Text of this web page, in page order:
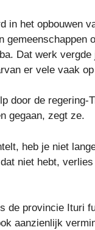
in het opbouwen
gemeenschappen
Dat werk
er vele vaak
door de
gegaan, zegt ze.
heb je niet
niet hebt,
de provincie Ituri
aanzienlijk